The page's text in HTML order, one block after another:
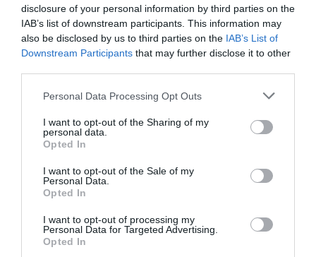
disclosure of your personal information by third parties on the
IAB’s list of downstream participants. This information may
also be disclosed by us to third parties on the IAB’s List of
Downstream Participants that may further disclose it to other
Personal Data Processing Opt Outs
I want to opt-out of the Sharing of my
personal data.
Opted In
I want to opt-out of the Sale of my
Personal Data.
Opted In
I want to opt-out of processing my
Personal Data for Targeted Advertising.
Opted In
Bencelloa commenté :
7 décembre 2022 - 11 h 21
min
Cette dernière sortie de FAL est d’autant plus émouvante que
garantie.
Le lancement plus que laborieux du B777X, le transfert des
gros doute sur l’utilité de cette imposante cathédrale
industrielle.
RÉPONDRE
Duglanda commenté :
7 décembre 2022 - 13 h